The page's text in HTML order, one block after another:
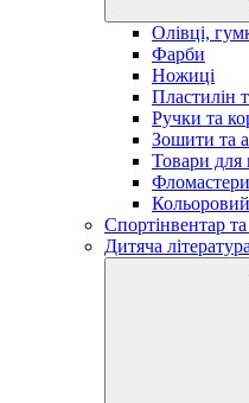
Олівці,
Фарби
Ножиці
Пластилін
Ручки та
Зошити та
Товари
Спортінвентар та
Дитяча література